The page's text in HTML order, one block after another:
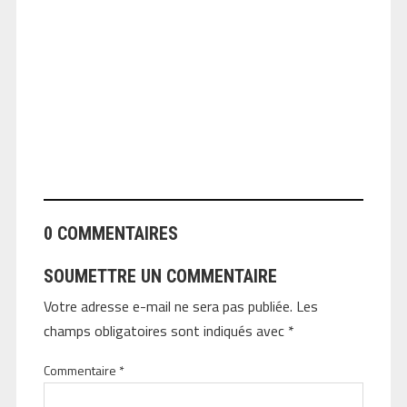
0 COMMENTAIRES
SOUMETTRE UN COMMENTAIRE
Votre adresse e-mail ne sera pas publiée. Les
champs obligatoires sont indiqués avec *
Commentaire *